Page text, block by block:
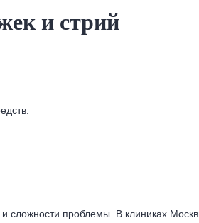
и стрий
сложности проблемы. В клиниках